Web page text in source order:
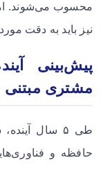
محسوب می‌شوند.
نیز باید به دقت
مشتری
طی ۵ سال
حافظه و